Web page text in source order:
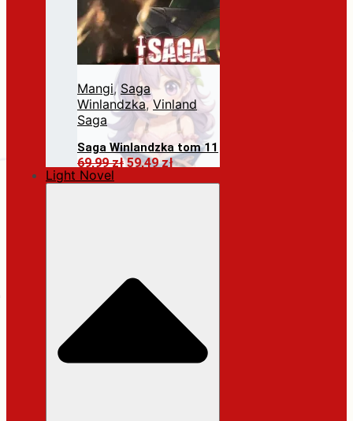
Mangi, Saga
Winlandzka, Vinland
Saga
Saga Winlandzka tom 11
69,99złPierwotna
59,49złAktualna
Dodaj do koszyka
Light Novel